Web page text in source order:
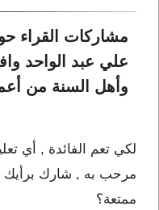
مشاركات القراء
علي عبد الواحد
وأهل السنة من
لكي تعم الفائدة , أي
مرحب به , شارك برأيك
ممتعة؟